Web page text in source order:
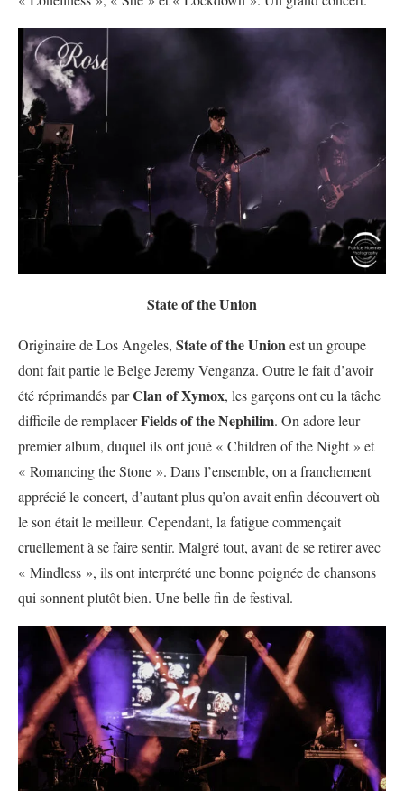
State of the Union
Originaire de Los Angeles, State of the Unionest un groupe
dont fait partie le Belge Jeremy Venganza. Outre le fait d’avoir
été réprimandés parClan of Xymox, les garçons ont eu la tâche
difficile de remplacerFields of the Nephilim. On adore leur
premier album, duquel ils ont joué « Children of the Night » et
« Romancing the Stone ». Dans l’ensemble, on a franchement
apprécié le concert, d’autant plus qu’on avait enfin découvert où
le son était le meilleur. Cependant, la fatigue commençait
cruellement à se faire sentir. Malgré tout, avant de se retirer avec
« Mindless », ils ont interprété une bonne poignée de chansons
qui sonnent plutôt bien. Une belle fin de festival.